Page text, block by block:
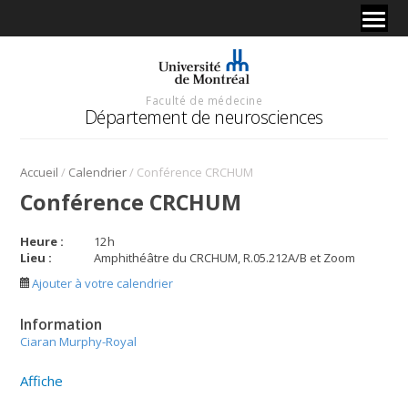
Faculté de médecine
Département de neurosciences
Accueil / Calendrier/ Conférence CRCHUM
Conférence CRCHUM
Heure : 12h
Lieu :
Amphithéâtre du CRCHUM, R.05.212A/B et Zoom
Ajouter à votre calendrier
Information
Ciaran Murphy-Royal
Affiche